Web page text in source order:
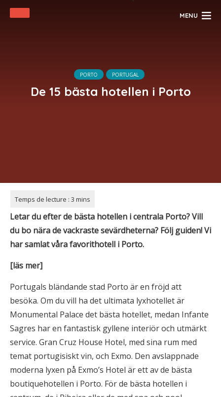
MENU
PORTO PORTUGAL
De 15 bästa hotellen i Porto
Letar du efter de bästa hotellen i centrala Porto? Vill
du bo nära de vackraste sevärdheterna? Följ guiden! Vi
har samlat våra favorithotell i Porto.
[läs mer]
Portugals bländande stad Porto är en fröjd att
besöka. Om du vill ha det ultimata lyxhotellet är
Monumental Palace det bästa hotellet, medan Infante
Sagres har en fantastisk gyllene interiör och utmärkt
service. Gran Cruz House Hotel, med sina rum med
temat portugisiskt vin, och Exmo. Den avslappnade
moderna lyxen på Exmo’s Hotel är ett av de bästa
boutiquehotellen i Porto. För de bästa hotellen i